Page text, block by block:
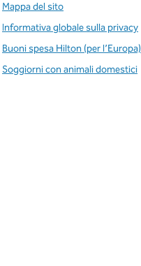
Mappa del sito
Informativa globale sulla privacy
Buoni spesa Hilton (per l’Europa)
Soggiorni con animali domestici